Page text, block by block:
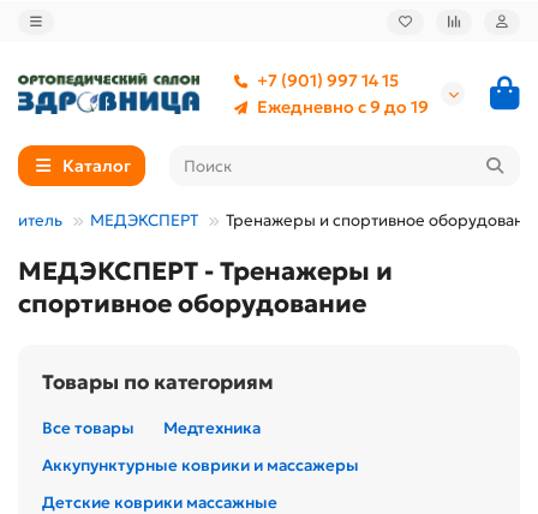
+7 (901) 997 14 15
Ежедневно с 9 до 19
Каталог
МЕДЭКСПЕРТ Тренажеры и спортивное
МЕДЭКСПЕРТ - Тренажеры и
спортивное оборудование
Товары по категориям
Все товары
Медтехника
Аккупунктурные коврики и массажеры
Детские коврики массажные